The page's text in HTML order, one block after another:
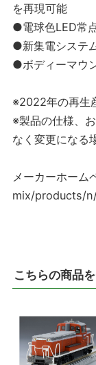
を再現可能
●電球色LED常
●新集電システ
●ボディーマウ
※2022年の再生
※製品の仕様、
なく変更になる
メーカーホー
mix/products/
こちらの商品